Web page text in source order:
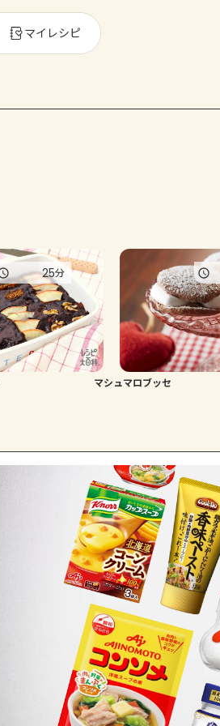
レシピ
マイレシピ
25分
マシュマロブッセ